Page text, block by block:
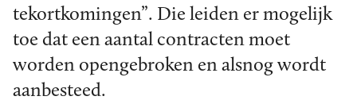
tekortkomingen”. Die leiden er mogelijk
toe dat een aantal contracten moet
worden opengebroken en alsnog wordt
aanbesteed.